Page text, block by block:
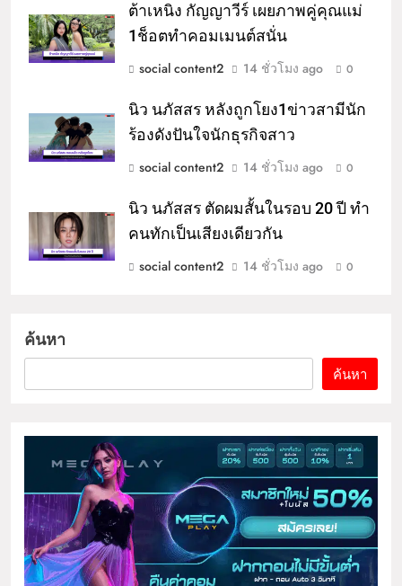
ต้าเหนิง กัญญาวีร์ เผยภาพคู่คุณแม่
1ช็อตทำคอมเมนต์สนั่น
social content2
14 ชั่วโมง ago 0
นิว นภัสสร หลังถูกโยง1ข่าวสามีนัก
ร้องดังปันใจนักธุรกิจสาว
social content2
14 ชั่วโมง ago 0
นิว นภัสสร ตัดผมสั้นในรอบ 20 ปี ทำ
คนทักเป็นเสียงเดียวกัน
social content2
14 ชั่วโมง ago 0
ค้นหา
ค้นหา